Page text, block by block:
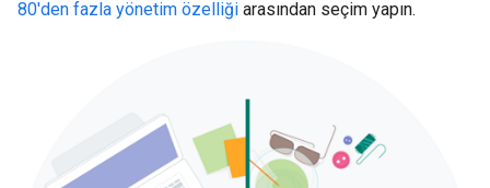
80'den fazla yönetim özelliği arasından seçim yapın.